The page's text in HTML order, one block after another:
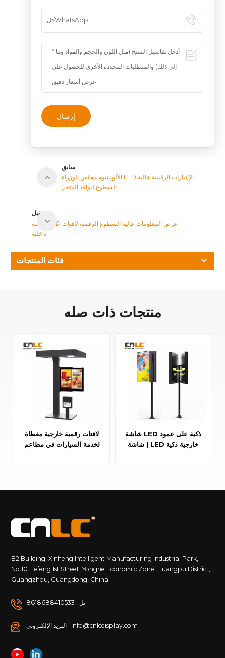
إرسال
سابق
الألومنيوم مجلس الوزراء LED الإشارات الرقمية عالية
السطوع لنوافذ المتجر
مقبل
شاشة LED عرض المعلومات عالية السطوع الرقمية لافتات
داخلية
فئات المنتجات
منتجات ذات صله
لافتات رقمية خارجية مغطاة
لخدمة السيارات في مطاعم
شاشة LED ذكية على عمود
| شاشة LED خارجية ذكية
B2 Building, Xinheng Intelligent Manufacturing Industrial Park,
No.10 Hefeng 1st Street, Yonghe Economic Zone, Huangpu District,
Guangzhou, Guangdong, China
تل : 8618688410533
البريد الإلكتروني : info@cnlcdisplay.com